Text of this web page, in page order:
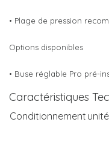
• Plage de pression
Options disponibles
• Buse réglable Pro pré-
Caractéristiques
Conditionnement unité